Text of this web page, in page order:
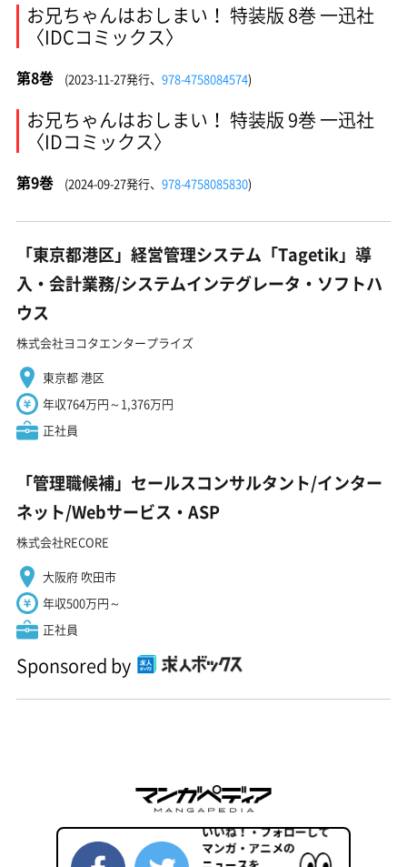
お兄ちゃんはおしまい！ 特装版 8巻 一迅社
〈IDCコミックス〉
第8巻 (2023-11-27発行、 978-4758084574)
お兄ちゃんはおしまい！ 特装版 9巻 一迅社
〈IDコミックス〉
第9巻 (2024-09-27発行、 978-4758085830)
「東京都港区」経営管理システム「Tagetik」導
入・会計業務/システムインテグレータ・ソフトハ
ウス
株式会社ヨコタエンタープライズ
東京都 港区
年収764万円～1,376万円
正社員
「管理職候補」セールスコンサルタント/インター
ネット/Webサービス・ASP
株式会社RECORE
大阪府 吹田市
年収500万円～
正社員
Sponsored by